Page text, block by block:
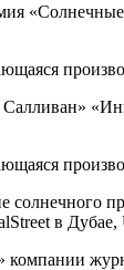
в Дубае,
компании